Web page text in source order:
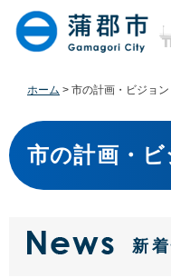
す
。
し
て
ホーム > 市の計画・ビジョン
本
文
市の計画・ビ
新